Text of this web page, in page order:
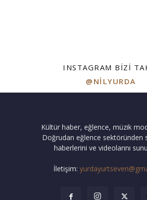
INSTAGRAM BIZI
@NILYURDA
Kültür haber, eğlence, müzik
Doğrudan eğlence sektöründen
haberlerini ve videolarını
İletişim: